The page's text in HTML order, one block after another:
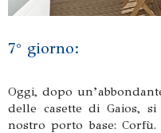
7° giorno:
Oggi, dopo
delle casette di Gaios,
nostro porto base: